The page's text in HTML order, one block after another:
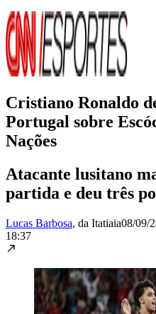
Cristiano Ronaldo
Portugal sobre
Nações
Atacante lusitano
partida e deu três
Lucas Barbosa, da Itatiaia08/09/
18:37